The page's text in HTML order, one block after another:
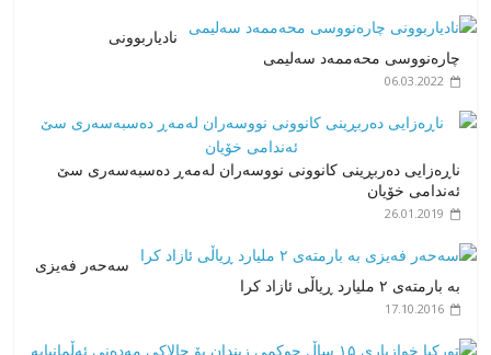
نادیاربوونی
چارەنووسی محەممەد سەلیمی
06.03.2022
ناڕەزایی دەربڕینی کانوونی نووسەران لەمەڕ دەسبەسەری سێ
ئەندامی خۆیان
26.01.2019
سەحەر فەیزی
بە بارمتەی ۲ ملیارد ڕیاڵی ئازاد کرا
17.10.2016